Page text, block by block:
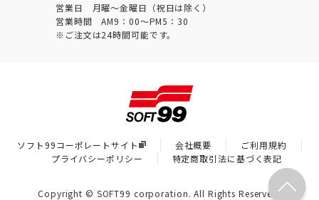
営業日 月曜～金曜日（祝日は除く）
営業時間 AM9：00～PM5：30
※ご注文は24時間可能です。
ソフト99コーポレートサイト 会社概要
ご利用規約
プライバシーポリシー
特定商取引法に基づく表記
Copyright © SOFT99 corporation. All Rights Reserved.